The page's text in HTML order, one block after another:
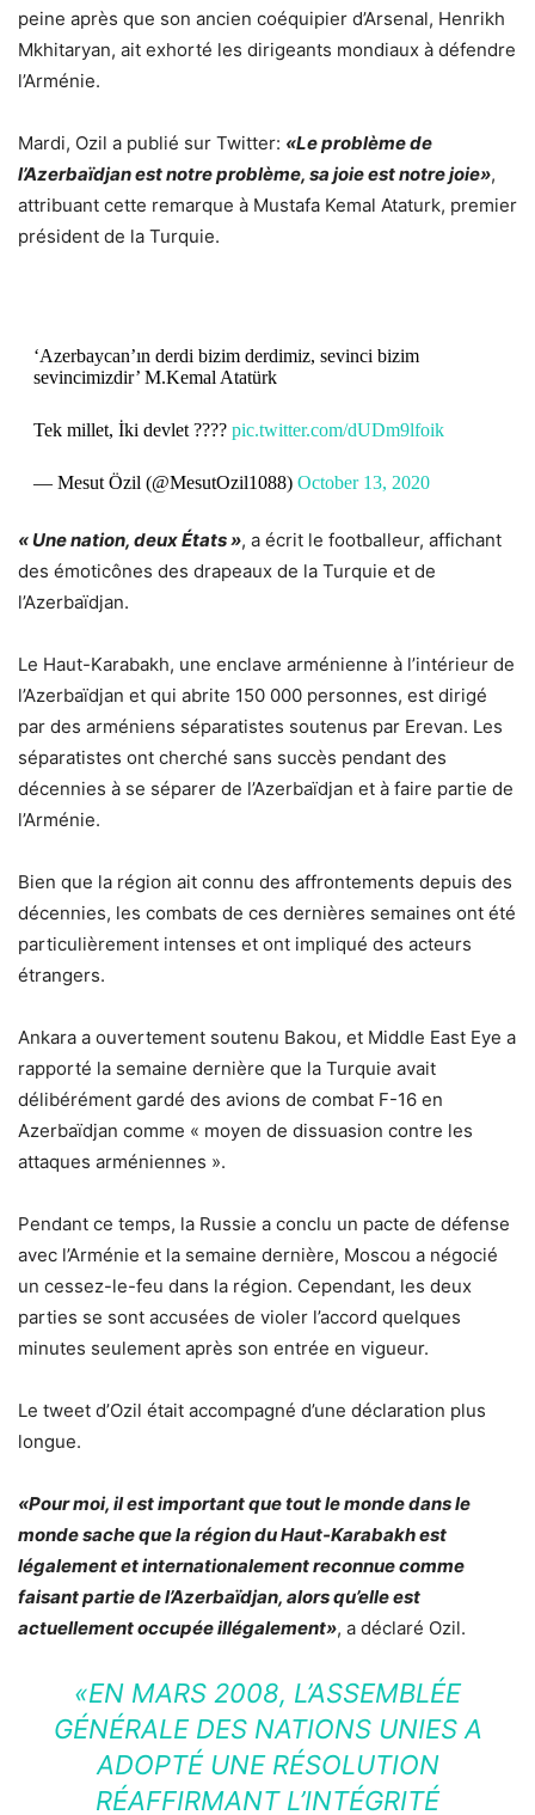
peine après que son ancien coéquipier d’Arsenal, Henrikh
Mkhitaryan, ait exhorté les dirigeants mondiaux à défendre
l’Arménie.
Mardi, Ozil a publié sur Twitter: «Le problème de
l’Azerbaïdjan est notre problème, sa joie est notre joie»,
attribuant cette remarque à Mustafa Kemal Ataturk, premier
président de la Turquie.
‘Azerbaycan’ın derdi bizim derdimiz, sevinci bizim
sevincimizdir’ M.Kemal Atatürk
Tek millet, İki devlet ???? pic.twitter.com/dUDm9lfoik
— Mesut Özil (@MesutOzil1088) October 13, 2020
« Une nation, deux États », a écrit le footballeur, affichant
des émoticônes des drapeaux de la Turquie et de
l’Azerbaïdjan.
Le Haut-Karabakh, une enclave arménienne à l’intérieur de
l’Azerbaïdjan et qui abrite 150 000 personnes, est dirigé
par des arméniens séparatistes soutenus par Erevan. Les
séparatistes ont cherché sans succès pendant des
décennies à se séparer de l’Azerbaïdjan et à faire partie de
l’Arménie.
Bien que la région ait connu des affrontements depuis des
décennies, les combats de ces dernières semaines ont été
particulièrement intenses et ont impliqué des acteurs
étrangers.
Ankara a ouvertement soutenu Bakou, et Middle East Eye a
rapporté la semaine dernière que la Turquie avait
délibérément gardé des avions de combat F-16 en
Azerbaïdjan comme « moyen de dissuasion contre les
attaques arméniennes ».
Pendant ce temps, la Russie a conclu un pacte de défense
avec l’Arménie et la semaine dernière, Moscou a négocié
un cessez-le-feu dans la région. Cependant, les deux
parties se sont accusées de violer l’accord quelques
minutes seulement après son entrée en vigueur.
Le tweet d’Ozil était accompagné d’une déclaration plus
longue.
«Pour moi, il est important que tout le monde dans le
monde sache que la région du Haut-Karabakh est
légalement et internationalement reconnue comme
faisant partie de l’Azerbaïdjan, alors qu’elle est
actuellement occupée illégalement», a déclaré Ozil.
«EN MARS 2008, L’ASSEMBLÉE
GÉNÉRALE DES NATIONS UNIES A
ADOPTÉ UNE RÉSOLUTION
RÉAFFIRMANT L’INTÉGRITÉ